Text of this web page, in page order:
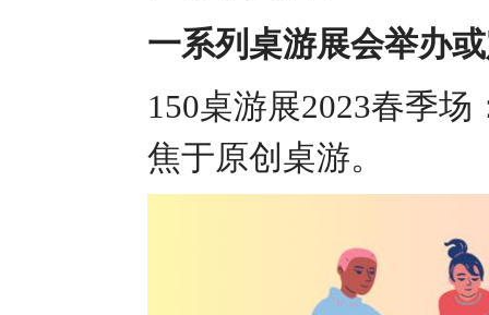
一系列桌游展会举办
150桌游展2023春季
焦于原创桌游。